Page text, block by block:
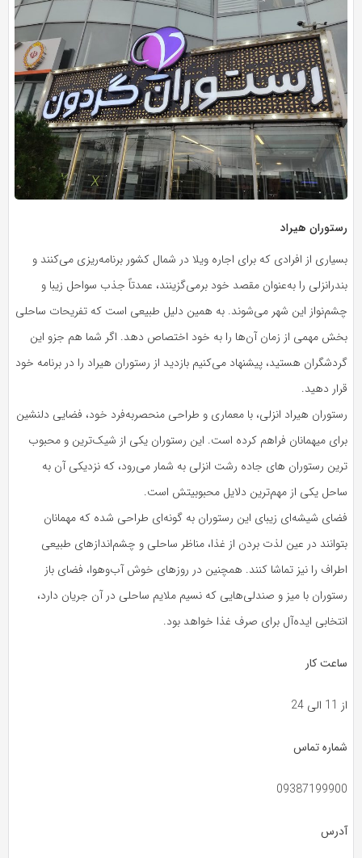
رستوران هیراد
بسیاری از افرادی که برای اجاره ویلا در شمال کشور برنامه‌ریزی می‌کنند و
بندرانزلی را به‌عنوان مقصد خود برمی‌گزینند، عمدتاً جذب سواحل زیبا و
چشم‌نواز این شهر می‌شوند. به همین دلیل طبیعی است که تفریحات ساحلی
بخش مهمی از زمان آن‌ها را به خود اختصاص دهد. اگر شما هم جزو این
گردشگران هستید، پیشنهاد می‌کنیم بازدید از رستوران هیراد را در برنامه خود
قرار دهید.
رستوران هیراد انزلی، با معماری و طراحی منحصربه‌فرد خود، فضایی دلنشین
برای میهمانان فراهم کرده است. این رستوران یکی از شیک‌ترین و محبوب
ترین رستوران های جاده رشت انزلی به شمار می‌رود، که نزدیکی آن به
ساحل یکی از مهم‌ترین دلایل محبوبیتش است.
فضای شیشه‌ای زیبای این رستوران به گونه‌ای طراحی شده که مهمانان
بتوانند در عین لذت بردن از غذا، مناظر ساحلی و چشم‌اندازهای طبیعی
اطراف را نیز تماشا کنند. همچنین در روزهای خوش آب‌وهوا، فضای باز
رستوران با میز و صندلی‌هایی که نسیم ملایم ساحلی در آن جریان دارد،
انتخابی ایده‌آل برای صرف غذا خواهد بود.
ساعت کار
از 11 الی 24
شماره تماس
09387199900
آدرس